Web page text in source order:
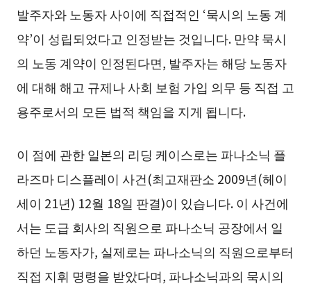
발주자와 노동자 사이에 직접적인 ‘묵시의 노동 계
약’이 성립되었다고 인정받는 것입니다. 만약 묵시
의 노동 계약이 인정된다면, 발주자는 해당 노동자
에 대해 해고 규제나 사회 보험 가입 의무 등 직접 고
용주로서의 모든 법적 책임을 지게 됩니다.
이 점에 관한 일본의 리딩 케이스로는 파나소닉 플
라즈마 디스플레이 사건(최고재판소 2009년(헤이
세이 21년) 12월 18일 판결)이 있습니다. 이 사건에
서는 도급 회사의 직원으로 파나소닉 공장에서 일
하던 노동자가, 실제로는 파나소닉의 직원으로부터
직접 지휘 명령을 받았다며, 파나소닉과의 묵시의